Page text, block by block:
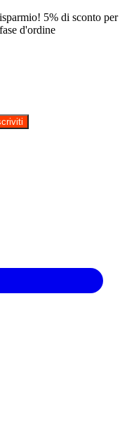
5% di sconto per
d'ordine